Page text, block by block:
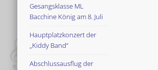
Gesangsklasse ML
Bacchine König am 8. Juli
Hauptplatzkonzert der
„Kiddy Band“
Abschlussausflug der